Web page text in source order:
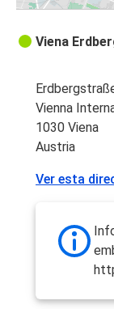
Viena
Vienna
1030 Viena
Austria
Ver esta